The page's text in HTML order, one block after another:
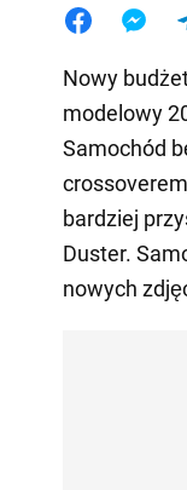
Nowy
modelowy
Samochód
bardziej
Duster.
nowych